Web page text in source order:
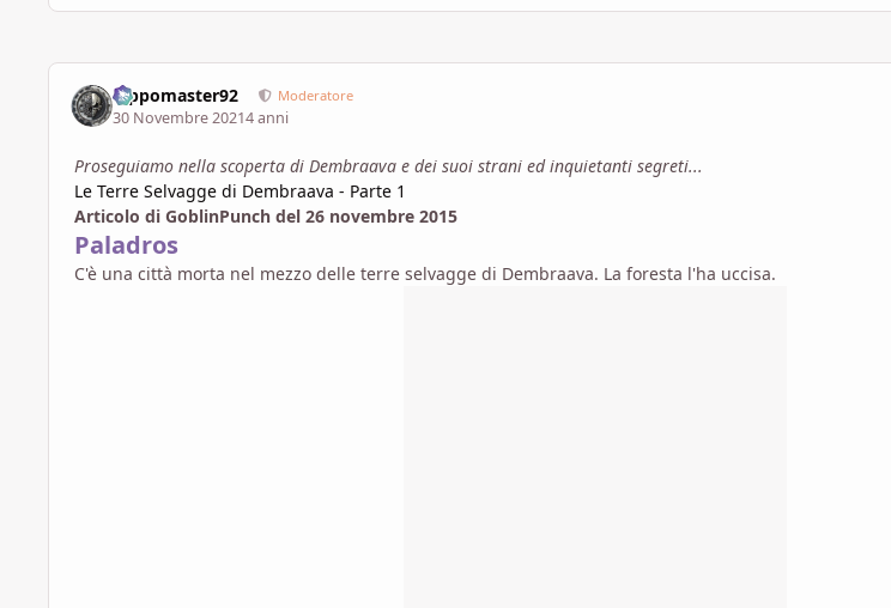
Pippomaster92 Moderatore
30 Novembre 20214 anni
Proseguiamo nella scoperta di Dembraava e dei suoi strani ed inquietanti segreti...
Le Terre Selvagge di Dembraava - Parte 1
Articolo di GoblinPunch del 26 novembre 2015
Paladros
C'è una città morta nel mezzo delle terre selvagge di Dembraava. La foresta l'ha uccisa.